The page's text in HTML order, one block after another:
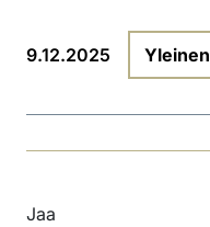
9.12.2025 Yleinen
Jaa